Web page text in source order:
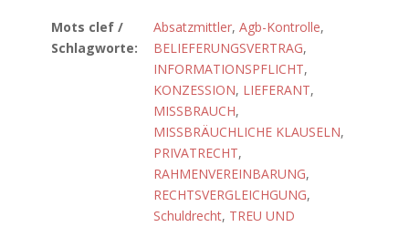
Mots clef /
Schlagworte:
Absatzmittler, Agb-Kontrolle,
BELIEFERUNGSVERTRAG,
INFORMATIONSPFLICHT,
KONZESSION, LIEFERANT,
MISSBRAUCH,
MISSBRÄUCHLICHE KLAUSELN,
PRIVATRECHT,
RAHMENVEREINBARUNG,
RECHTSVERGLEICHGUNG,
Schuldrecht, TREU UND